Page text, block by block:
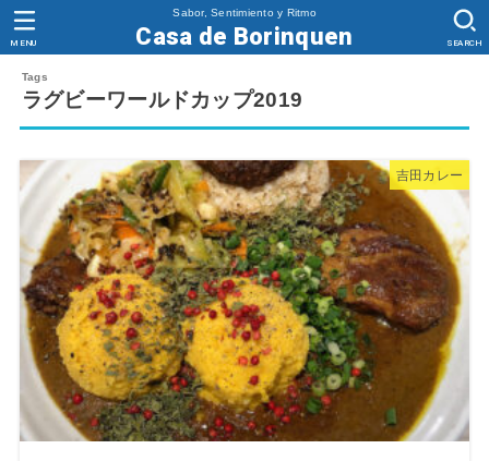
Sabor, Sentimiento y Ritmo
Casa de Borinquen SEARCH
MENU
ラグビーワールドカップ2019
吉田カレー